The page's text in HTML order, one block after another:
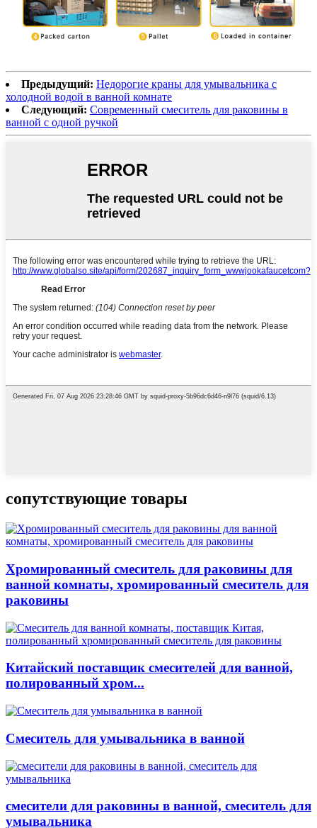
Предыдущий: Недорогие краны для умывальника с
холодной водой в ванной комнате
Следующий: Современный смеситель для раковины в
ванной с одной ручкой
сопутствующие товары
Хромированный смеситель для раковины для
ванной комнаты, хромированный смеситель для
раковины
Китайский поставщик смесителей для ванной,
полированный хром...
Смеситель для умывальника в ванной
смесители для раковины в ванной, смеситель для
умывальника